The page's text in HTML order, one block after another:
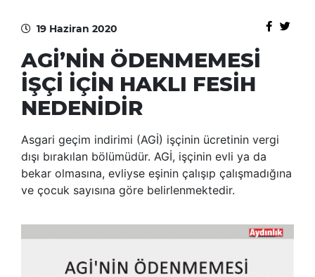
19 Haziran 2020
AGİ’NİN ÖDENMEMESİ
İŞÇİ İÇİN HAKLI FESİH
NEDENİDİR
Asgari geçim indirimi (AGİ) işçinin ücretinin vergi
dışı bırakılan bölümüdür. AGİ, işçinin evli ya da
bekar olmasına, evliyse eşinin çalışıp çalışmadığına
ve çocuk sayısına göre belirlenmektedir.